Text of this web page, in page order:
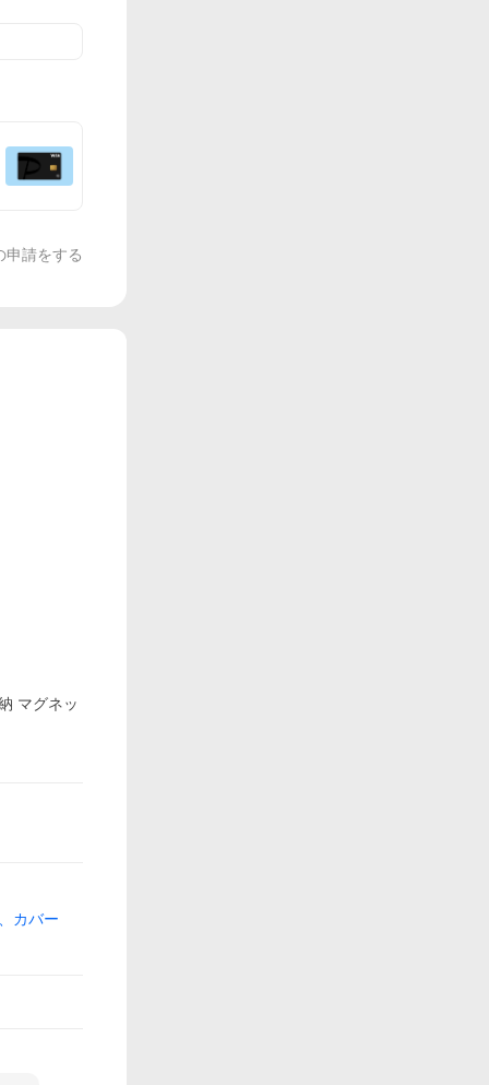
申請をする
マグネッ
カバー